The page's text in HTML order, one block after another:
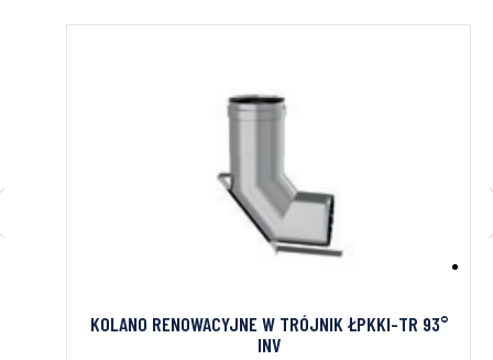
KOLANO RENOWACYJNE W TRÓJNIK ŁPKKI-TR 93°
INV